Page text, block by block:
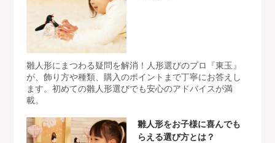
雛人形にまつわる疑問を解消！人形選びのプロ『東玉』
が、飾り方や種類、購入のポイントまで丁寧にお答えし
ます。初めての雛人形選びでも安心のアドバイスが満
載。
雛人形をお子様に喜んでも
らえる選び方とは？